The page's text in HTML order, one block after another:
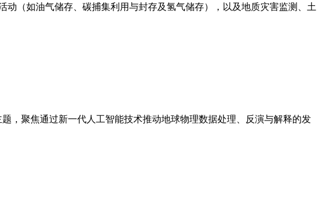
（如油气储存、碳捕集利用与封存及氢气储存），以及地质灾害监测、土
，聚焦通过新一代人工智能技术推动地球物理数据处理、反演与解释的发